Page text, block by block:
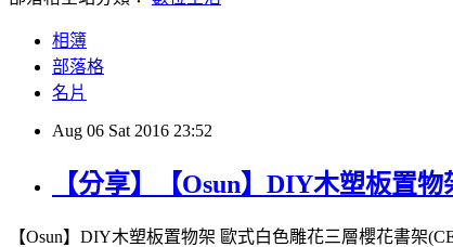
相簿
部落格
名片
Aug 06 Sat 2016 23:52
【分享】【Osun】DIY木塑板置
【Osun】DIY木塑板置物架 歐式白色雕花三層櫻花書